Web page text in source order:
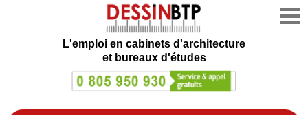
L'emploi en cabinets d'architecture
et bureaux d'études